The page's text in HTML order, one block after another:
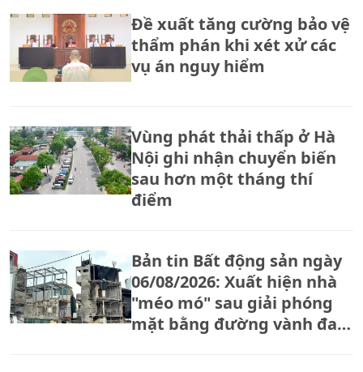
Đề xuất tăng cường bảo vệ
thẩm phán khi xét xử các
vụ án nguy hiểm
Vùng phát thải thấp ở Hà
Nội ghi nhận chuyển biến
sau hơn một tháng thí
điểm
Bản tin Bất động sản ngày
06/08/2026: Xuất hiện nhà
"méo mó" sau giải phóng
mặt bằng đường vành đai